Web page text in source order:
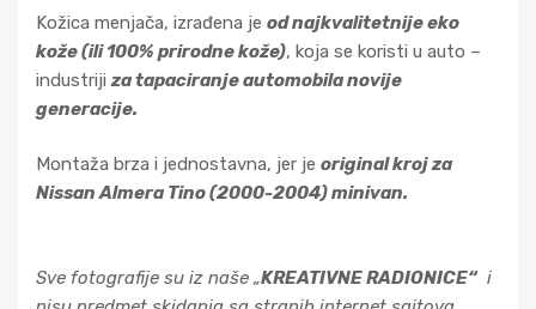
Kožica menjača, izrađena je od najkvalitetnije eko
kože (ili 100% prirodne kože), koja se koristi u auto –
industriji za tapaciranje automobila novije
generacije.
Montaža brza i jednostavna, jer je original kroj za
Nissan Almera Tino (2000-2004) minivan.
Sve fotografije su iz naše „KREATIVNE RADIONICE“i